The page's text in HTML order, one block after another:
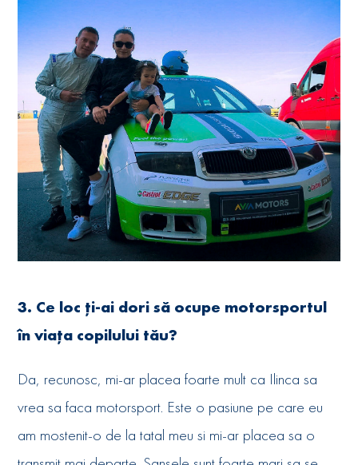
3. Ce loc ți-ai dori să ocupe motorsportul
în viața copilului tău?
Da, recunosc, mi-ar placea foarte mult ca Ilinca sa
vrea sa faca motorsport. Este o pasiune pe care eu
am mostenit-o de la tatal meu si mi-ar placea sa o